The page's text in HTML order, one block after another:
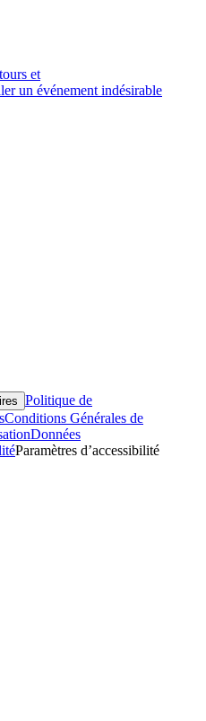
et
un événement indésirable
Politique de
Conditions Générales de
Données
Paramètres d’accessibilité